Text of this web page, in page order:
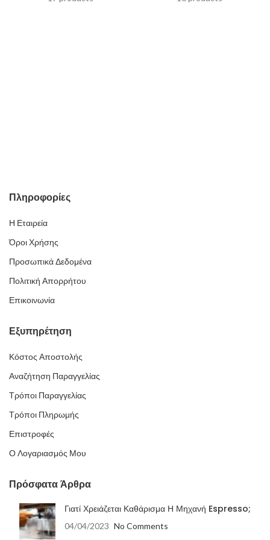
Πληροφορίες
Η Εταιρεία
Όροι Χρήσης
Προσωπικά Δεδομένα
Πολιτική Απορρήτου
Επικοινωνία
Εξυπηρέτηση
Κόστος Αποστολής
Αναζήτηση Παραγγελίας
Τρόποι Παραγγελίας
Τρόποι Πληρωμής
Επιστροφές
Ο Λογαριασμός Μου
Πρόσφατα Άρθρα
Γιατί Χρειάζεται Καθάρισμα Η Μηχανή Espresso;
04/04/2023 No Comments